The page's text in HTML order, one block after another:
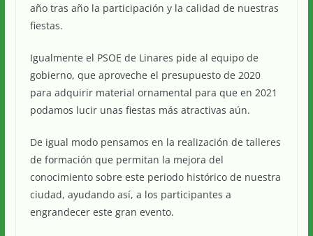
año tras año la participación y la calidad de nuestras
fiestas.
Igualmente el PSOE de Linares pide al equipo de
gobierno, que aproveche el presupuesto de 2020
para adquirir material ornamental para que en 2021
podamos lucir unas fiestas más atractivas aún.
De igual modo pensamos en la realización de talleres
de formación que permitan la mejora del
conocimiento sobre este periodo histórico de nuestra
ciudad, ayudando así, a los participantes a
engrandecer este gran evento.